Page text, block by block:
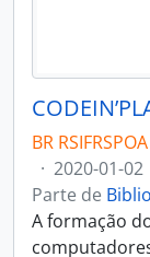
BR
· 2020-01-02
Parte de
A formação